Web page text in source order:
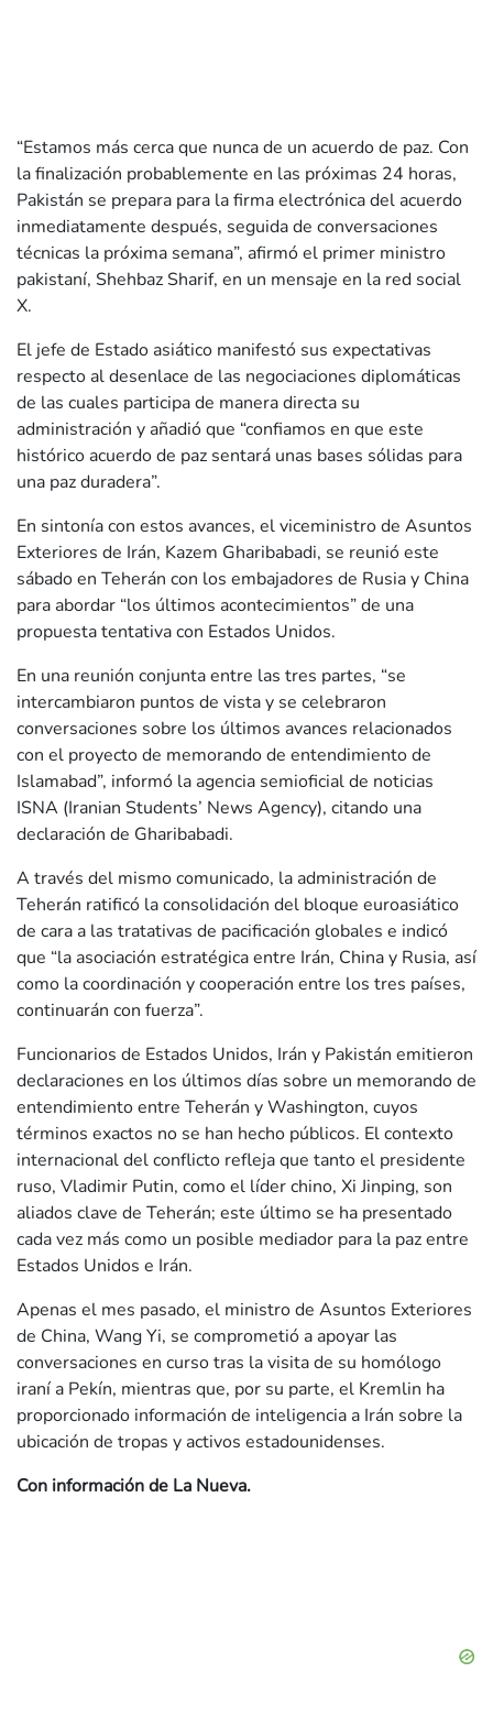
“Estamos más cerca que nunca de un acuerdo de paz. Con
la finalización probablemente en las próximas 24 horas,
Pakistán se prepara para la firma electrónica del acuerdo
inmediatamente después, seguida de conversaciones
técnicas la próxima semana”, afirmó el primer ministro
pakistaní, Shehbaz Sharif, en un mensaje en la red social
X.
El jefe de Estado asiático manifestó sus expectativas
respecto al desenlace de las negociaciones diplomáticas
de las cuales participa de manera directa su
administración y añadió que “confiamos en que este
histórico acuerdo de paz sentará unas bases sólidas para
una paz duradera”.
En sintonía con estos avances, el viceministro de Asuntos
Exteriores de Irán, Kazem Gharibabadi, se reunió este
sábado en Teherán con los embajadores de Rusia y China
para abordar “los últimos acontecimientos” de una
propuesta tentativa con Estados Unidos.
En una reunión conjunta entre las tres partes, “se
intercambiaron puntos de vista y se celebraron
conversaciones sobre los últimos avances relacionados
con el proyecto de memorando de entendimiento de
Islamabad”, informó la agencia semioficial de noticias
ISNA (Iranian Students’ News Agency), citando una
declaración de Gharibabadi.
A través del mismo comunicado, la administración de
Teherán ratificó la consolidación del bloque euroasiático
de cara a las tratativas de pacificación globales e indicó
que “la asociación estratégica entre Irán, China y Rusia, así
como la coordinación y cooperación entre los tres países,
continuarán con fuerza”.
Funcionarios de Estados Unidos, Irán y Pakistán emitieron
declaraciones en los últimos días sobre un memorando de
entendimiento entre Teherán y Washington, cuyos
términos exactos no se han hecho públicos. El contexto
internacional del conflicto refleja que tanto el presidente
ruso, Vladimir Putin, como el líder chino, Xi Jinping, son
aliados clave de Teherán; este último se ha presentado
cada vez más como un posible mediador para la paz entre
Estados Unidos e Irán.
Apenas el mes pasado, el ministro de Asuntos Exteriores
de China, Wang Yi, se comprometió a apoyar las
conversaciones en curso tras la visita de su homólogo
iraní a Pekín, mientras que, por su parte, el Kremlin ha
proporcionado información de inteligencia a Irán sobre la
ubicación de tropas y activos estadounidenses.
Con información de La Nueva.